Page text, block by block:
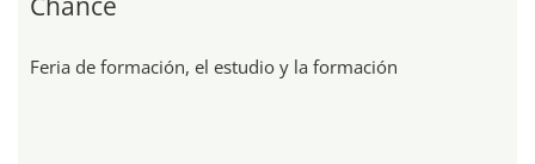
Feria de formación, el estudio y la formación